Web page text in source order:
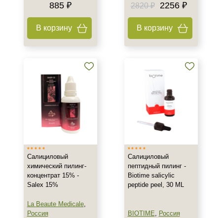
885 ₽
В корзину
2820 ₽
2256 ₽
В корзину
Салициловый
химический пилинг-
концентрат 15% -
Salex 15%
La Beaute Medicale,
Россия
Салициловый
пептидный пилинг -
Biotime salicylic
peptide peel, 30 ML
BIOTIME, Россия